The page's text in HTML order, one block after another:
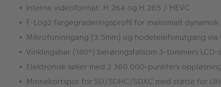
Interne videoformat: H.264 og H.265 / HEVC
F-Log2 fargegraderingsprofil for maksimalt
Mikrofoninngang (3.5mm) og hodetelefonutgang
Vinklingsbar (180°) berøringsfølsom 3-tommers
Elektronisk søker med 2 360 000-punkters
Minnekortspor for SD/SDHC/SDXC med støtte for